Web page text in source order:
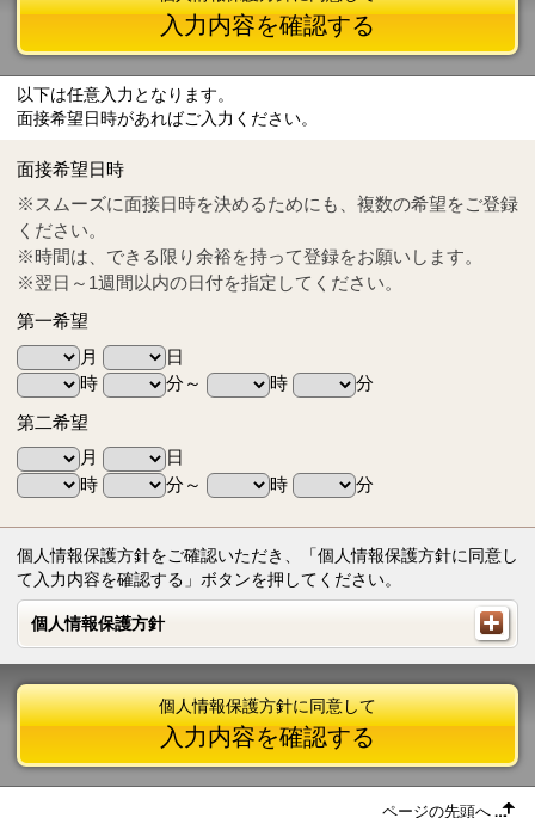
Tel
0570-55-0314
入力内容を確認する
以下は任意入力となります。
面接希望日時があればご入力ください。
面接希望日時
※スムーズに面接日時を決めるためにも、複数の希望をご登録
ください。
※時間は、できる限り余裕を持って登録をお願いします。
※翌日～1週間以内の日付を指定してください。
第一希望
月
日
時
分～ 時
分
第二希望
月
日
時
分～ 時 分
個人情報保護方針をご確認いただき、「個人情報保護方針に同意し
て入力内容を確認する」ボタンを押してください。
個人情報保護方針
個人情報保護方針
個人情報保護方針に同意して
入力内容を確認する
ページの先頭へ